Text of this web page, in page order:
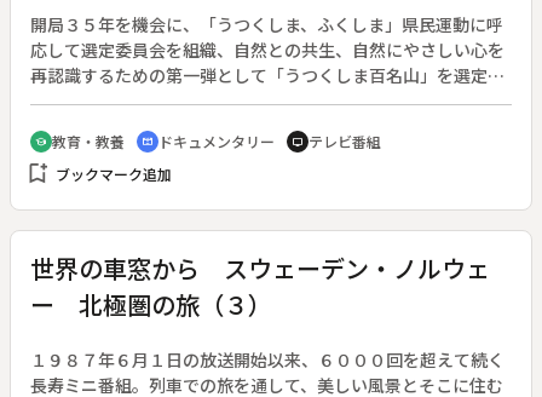
開局３５年を機会に、「うつくしま、ふくしま」県民運動に呼
応して選定委員会を組織、自然との共生、自然にやさしい心を
再認識するための第一弾として「うつくしま百名山」を選定し
た。（１９９９年５月１０日～２０００年７月２４日）◆天を
突くような鋭い山容で、どこからでも目立つ山である。山道も
道標も整備されており、初心者向きの山といえる。
school 教育・教養 cinematic_blur ドキュメンタリー tv テレビ番組
bookmark_add ブックマーク追加
世界の車窓から スウェーデン・ノルウェ
ー 北極圏の旅（３）
１９８７年６月１日の放送開始以来、６０００回を超えて続く
長寿ミニ番組。列車での旅を通して、美しい風景とそこに住む